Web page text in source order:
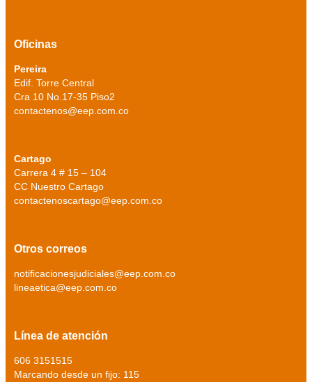
Oficinas
Pereira
Edif. Torre Central
Cra 10 No.17-35 Piso2
contactenos@eep.com.co
Cartago
Carrera 4 # 15 – 104
CC Nuestro Cartago
contactenoscartago@eep.com.co
Otros correos
notificacionesjudiciales@eep.com.co
lineaetica@eep.com.co
Línea de atención
606 3151515
Marcando desde un fijo: 115